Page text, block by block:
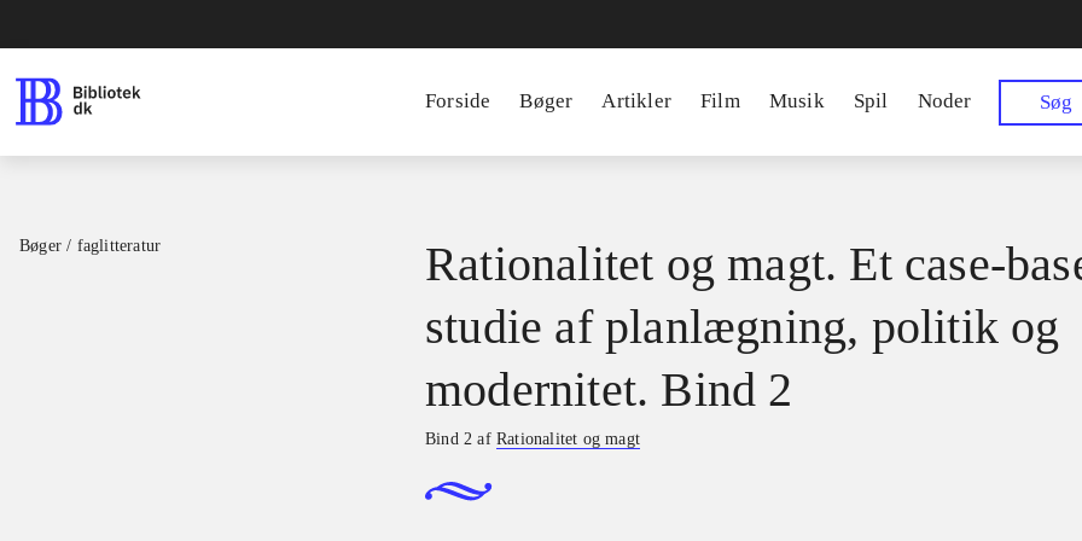
Forside Bøger Artikler Film Musik Spil Noder Søg
Bøger / faglitteratur
Rationalitet og magt. Et case-
studie af planlægning, politik og
modernitet. Bind 2
Bind 2 afRationalitet og magt